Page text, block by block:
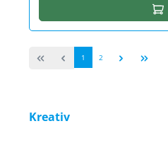
In
Seite
1 Seite
2
Kreativ